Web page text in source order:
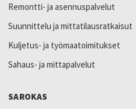
Remontti- ja asennuspalvelut
Suunnittelu ja mittatilausratkaisut
Kuljetus- ja työmaatoimitukset
Sahaus- ja mittapalvelut
SAROKAS